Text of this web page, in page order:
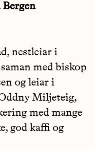
nestleiar i
med biskop
og leiar i
Miljeteig,
med mange
god kaffi og